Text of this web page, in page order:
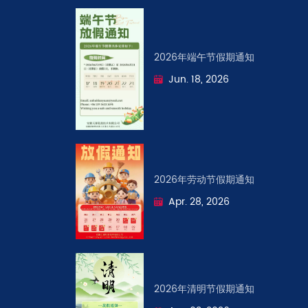
2026年端午节假期通知
Jun. 18, 2026
2026年劳动节假期通知
Apr. 28, 2026
2026年清明节假期通知